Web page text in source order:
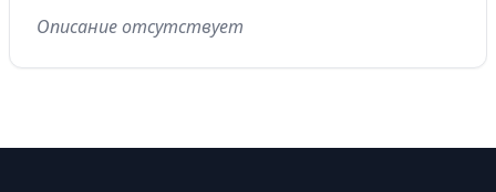
Описание отсутствует